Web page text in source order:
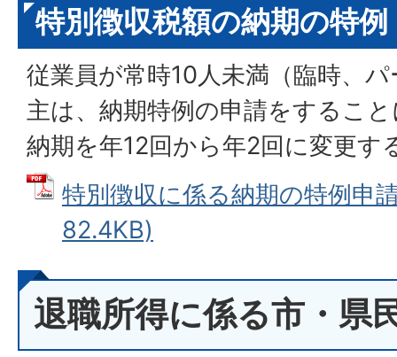
特別徴収税額の納期の特例
従業員が常時10人未満（臨時、
主は、納期特例の申請をするこ
納期を年12回から年2回に変更す
特別徴収に係る納期の特例申
82.4KB)
退職所得に係る市・県